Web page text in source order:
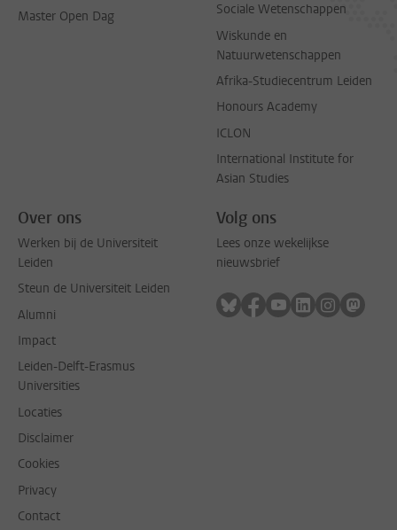
Master Open Dag
Sociale Wetenschappen
Wiskunde en
Natuurwetenschappen
Afrika-Studiecentrum Leiden
Honours Academy
ICLON
International Institute for
Asian Studies
Over ons
Werken bij de Universiteit
Leiden
Steun de Universiteit Leiden
Alumni
Impact
Leiden-Delft-Erasmus
Universities
Locaties
Disclaimer
Cookies
Privacy
Contact
Volg ons
Lees onze wekelijkse
nieuwsbrief
Volg ons op bluesky
Volg ons op facebook
Volg ons op
Volg ons op
Volg ons
Volg